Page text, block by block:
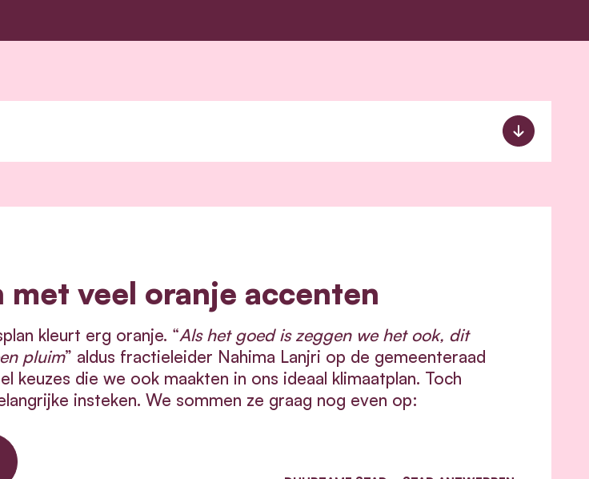
met veel oranje accenten
kleurt erg oranje. “Als het goed is zeggen we het ook, dit
pluim” aldus fractieleider Nahima Lanjri op de gemeenteraad
keuzes die we ook maakten in ons ideaal klimaatplan. Toch
insteken. We sommen ze graag nog even op: